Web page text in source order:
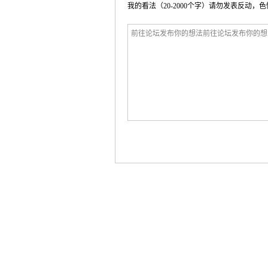
我的看法（20-2000个字）请勿发表反动，